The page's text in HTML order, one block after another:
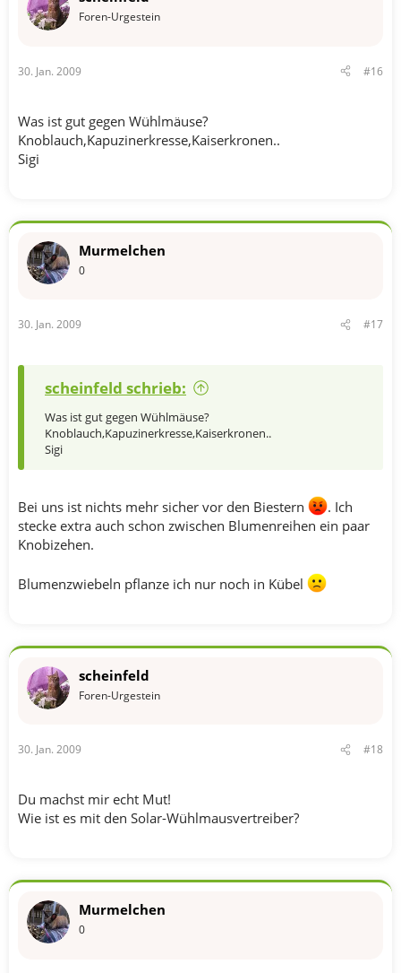
Foren-Urgestein
30. Jan. 2009 #16
Was ist gut gegen Wühlmäuse?
Knoblauch,Kapuzinerkresse,Kaiserkronen..
Sigi
Murmelchen
0
30. Jan. 2009 #17
scheinfeld schrieb:
Was ist gut gegen Wühlmäuse?
Knoblauch,Kapuzinerkresse,Kaiserkronen..
Sigi
Bei uns ist nichts mehr sicher vor den Biestern
. Ich
stecke extra auch schon zwischen Blumenreihen ein paar
Knobizehen.
Blumenzwiebeln pflanze ich nur noch in Kübel
scheinfeld
Foren-Urgestein
30. Jan. 2009 #18
Du machst mir echt Mut!
Wie ist es mit den Solar-Wühlmausvertreiber?
Murmelchen
0